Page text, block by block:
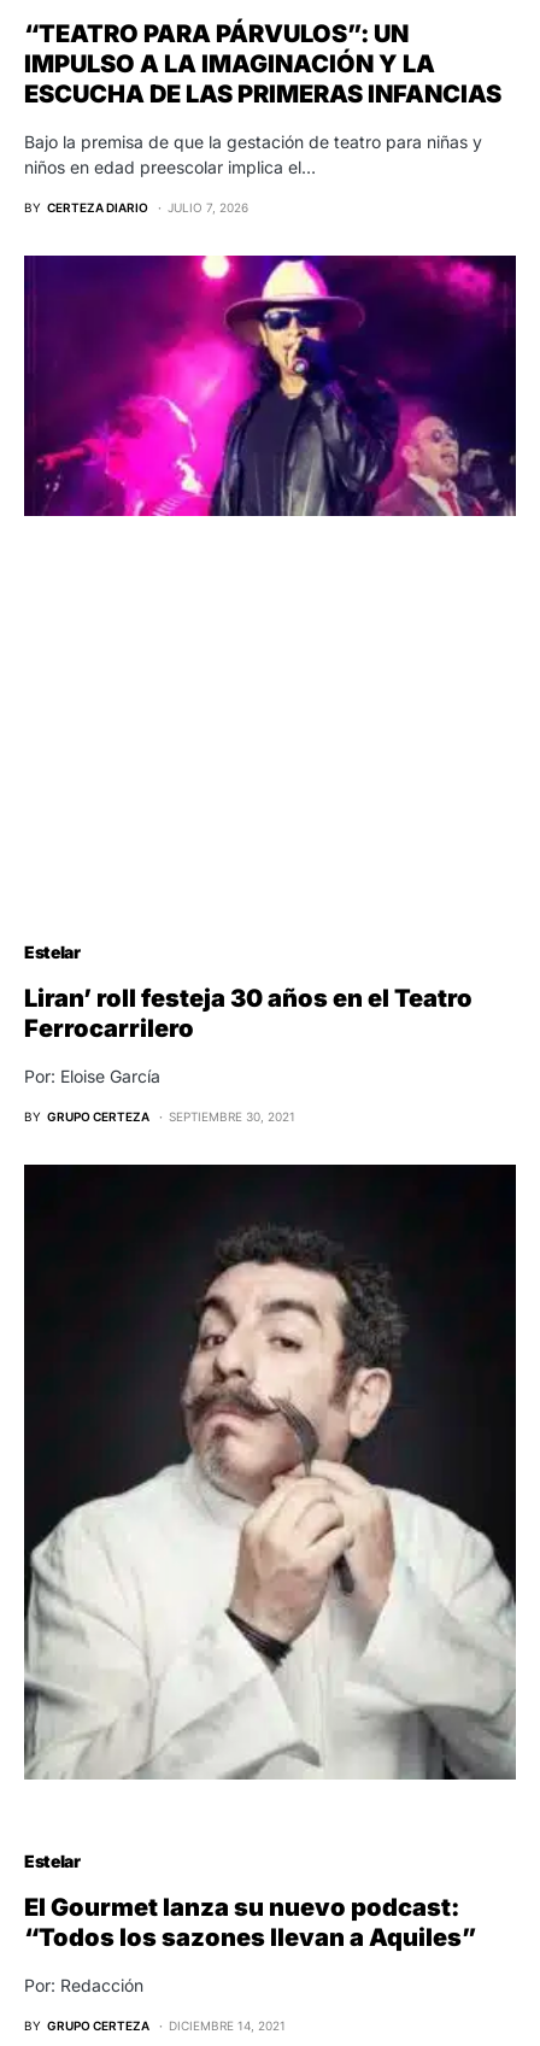
“TEATRO PARA PÁRVULOS”: UN
IMPULSO A LA IMAGINACIÓN Y LA
ESCUCHA DE LAS PRIMERAS INFANCIAS
Bajo la premisa de que la gestación de teatro para niñas y
niños en edad preescolar implica el…
BY CERTEZA DIARIO JULIO 7, 2026
Estelar
Liran’ roll festeja 30 años en el Teatro
Ferrocarrilero
Por: Eloise García
BY GRUPO CERTEZA SEPTIEMBRE 30, 2021
Estelar
El Gourmet lanza su nuevo podcast:
“Todos los sazones llevan a Aquiles”
Por: Redacción
BY GRUPO CERTEZA DICIEMBRE 14, 2021